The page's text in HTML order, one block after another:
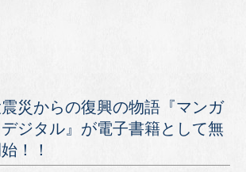
災からの復興の物語『マンガ
ジタル』が電子書籍として無
！！